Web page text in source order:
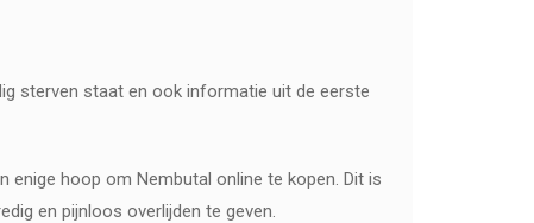
sterven staat en ook informatie uit de eerste
enige hoop om Nembutal online te kopen. Dit is
en pijnloos overlijden te geven.